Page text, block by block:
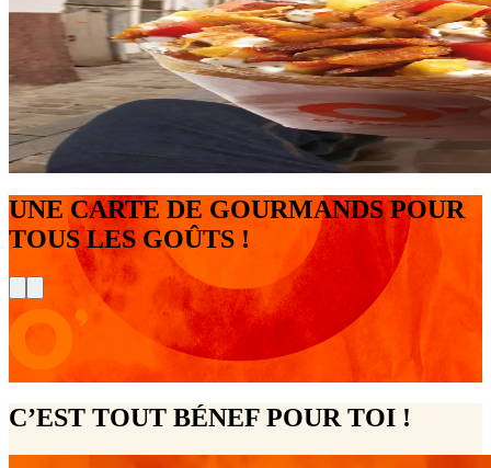
UNE CARTE DE GOURMANDS POUR
TOUS LES GOÛTS !
C’EST TOUT BÉNEF POUR TOI !